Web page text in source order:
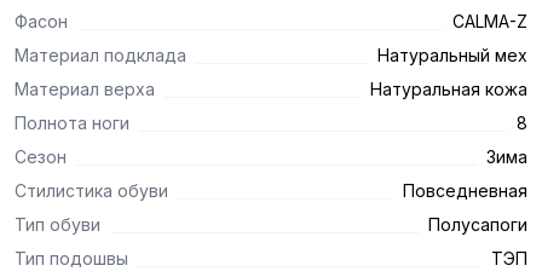
Фасон
CALMA-Z
Материал подклада
Натуральный мех
Материал верха
Натуральная кожа
Полнота ноги
8
Сезон
Зима
Стилистика обуви
Повседневная
Тип обуви
Полусапоги
Тип подошвы
ТЭП